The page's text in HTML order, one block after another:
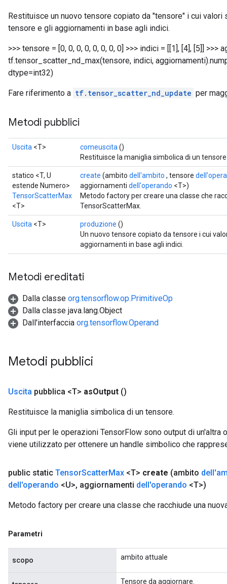
Restituisce un nuovo tensore copiato da "tensore" i cui
tensore e gli aggiornamenti in base agli indici.
>>> tensore = [0, 0, 0, 0, 0, 0, 0, 0] >>> indici = [[1], [4], [5]] >>>
tf.tensor_scatter_nd_max(tensore, indici,
dtype=int32)
Fare riferimento a tf.tensor_scatter_nd_update per
Metodi pubblici
Uscita <T> comeuscita ()
Restituisce la maniglia simbolica di un
statico <T, U
estende Numero>
TensorScatterMax
<T>
create (ambito dell'ambito , tensore
aggiornamenti dell'operando <T>)
Metodo factory per creare una classe che
TensorScatterMax.
Uscita <T> produzione ()
Un nuovo tensore copiato da tensore i cui
aggiornamenti in base agli indici.
Metodi ereditati
Dalla classe org.tensorflow.op.PrimitiveOp
Dalla classe java.lang.Object
Dall'interfaccia org.tensorflow.Operand
Metodi pubblici
Uscita pubblica <T> asOutput ()
Restituisce la maniglia simbolica di un tensore.
Gli input per le operazioni TensorFlow sono output di un'altra
viene utilizzato per ottenere un handle simbolico che
public static TensorScatterMax <T> create (ambito
dell'operando <U>, aggiornamenti dell'operando <T>)
Metodo factory per creare una classe che racchiude una
Parametri
scopo ambito attuale
Tensore da aggiornare.